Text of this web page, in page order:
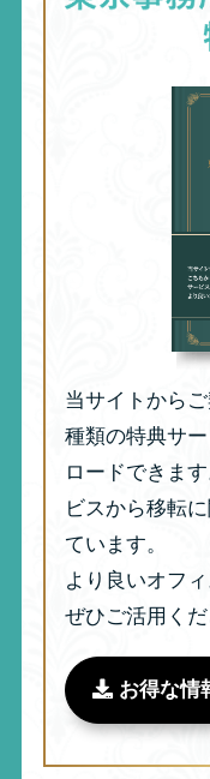
当サイトから
種類の特典サ
ロードできま
ビスから移転
ています。
より良いオフ
ぜひご活用くだ
お得な情